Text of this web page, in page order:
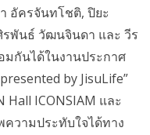
อัครจันทโชติ, ปิยะ
พันธ์ วัฒนจินดา และ วีร
มกันได้ในงานประกาศ
by JisuLife”
ICONSIAM และ
วามประทับใจได้ทาง